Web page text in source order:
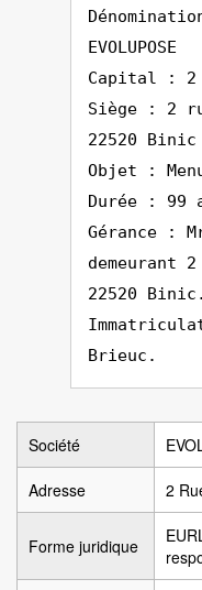
EVOLUPOSE
Capital : 2
Siège : 2
22520
Objet :
Durée : 99
Gérance :
demeurant
22520 Binic.
Brieuc.
Société
Adresse 2
Forme juridique